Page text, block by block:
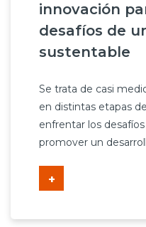
innovación
desafíos de
sustentable
Se trata de casi
en distintas etapas
enfrentar los
promover un
+